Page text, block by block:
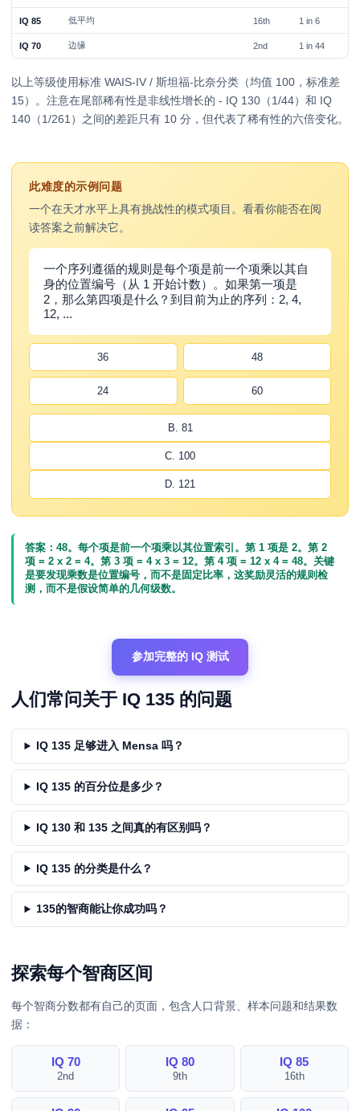
IQ 85 低平均 16th 1 in 6
IQ 70 边缘 2nd 1 in 44
以上等级使用标准 WAIS-IV / 斯坦福-比奈分类（均值 100，标准差
15）。注意在尾部稀有性是非线性增长的 - IQ 130（1/44）和 IQ
140（1/261）之间的差距只有 10 分，但代表了稀有性的六倍变化。
此难度的示例问题
一个在天才水平上具有挑战性的模式项目。看看你能否在阅
读答案之前解决它。
一个序列遵循的规则是每个项是前一个项乘以其自
身的位置编号（从 1 开始计数）。如果第一项是
2，那么第四项是什么？到目前为止的序列：2, 4,
12, ...
36 48
24 60
B. 81
C. 100
D. 121
答案：48。每个项是前一个项乘以其位置索引。第 1 项是 2。第 2
项 = 2 x 2 = 4。第 3 项 = 4 x 3 = 12。第 4 项 = 12 x 4 = 48。关键
是要发现乘数是位置编号，而不是固定比率，这奖励灵活的规则检
测，而不是假设简单的几何级数。
参加完整的 IQ 测试
人们常问关于 IQ 135 的问题
IQ 135 足够进入 Mensa 吗？
IQ 135 的百分位是多少？
IQ 130 和 135 之间真的有区别吗？
IQ 135 的分类是什么？
135的智商能让你成功吗？
探索每个智商区间
每个智商分数都有自己的页面，包含人口背景、样本问题和结果数
据：
IQ 70
2nd
IQ 80
9th
IQ 85
16th